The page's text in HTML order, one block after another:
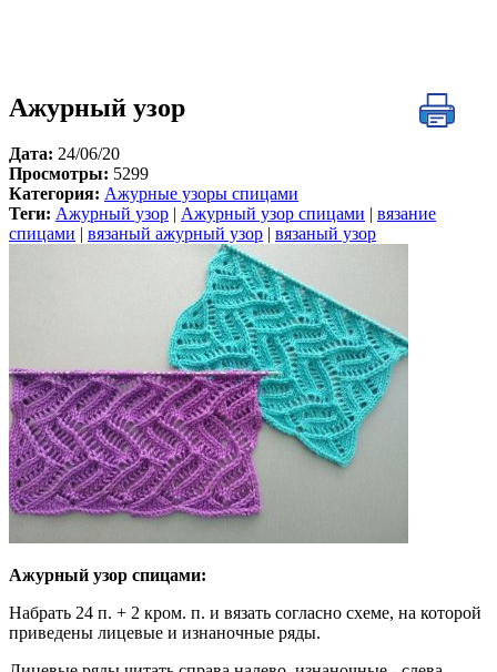
Ажурный узор
Дата: 24/06/20
Просмотры: 5299
Категория: Ажурные узоры спицами
Теги: Ажурный узор Ажурный узор спицами
вязание
спицами
вязаный ажурный узор вязаный узор
Ажурный узор спицами:
Набрать 24 п. + 2 кром. п. и вязать согласно схеме, на которой
приведены лицевые и изнаночные ряды.